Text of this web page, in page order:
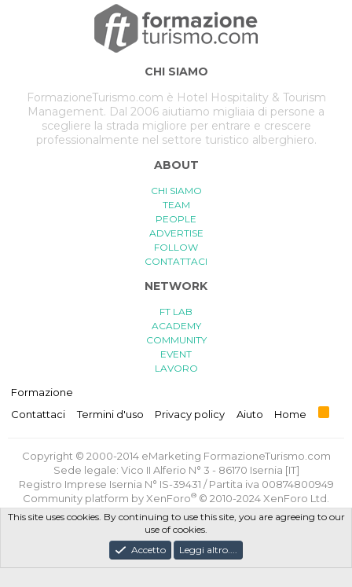
CHI SIAMO
FormazioneTurismo.com è Hotel Hospitality & Tourism
Management. Dal 2006 aiutiamo migliaia di persone a
scegliere la strada migliore per entrare e crescere
professionalmente nel settore turistico alberghiero.
ABOUT
CHI SIAMO
TEAM
PEOPLE
ADVERTISE
FOLLOW
CONTATTACI
NETWORK
FT LAB
ACADEMY
COMMUNITY
EVENT
LAVORO
Formazione
Contattaci
Termini d'uso Privacy policy Aiuto Home
R
S
Copyright © 2000-2014 eMarketing FormazioneTurismo.com
Sede legale: Vico II Alferio N° 3 - 86170 Isernia [IT]
Registro Imprese Isernia N° IS-39431 / Partita iva 00874800949
Community platform by XenForo® © 2010-2024 XenForo Ltd.
Traduzione italiana
XenForge.com
Termini e Condizioni d'uso
Progettato e realizzato con amore e sacrifici da
This site uses cookies. By continuing to use this site, you are agreeing to our
use of cookies.
Accetto
Leggi altro....